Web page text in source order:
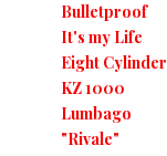
Bulletproof
It's my Life
Eight Cylinder
KZ 1000
Lumbago
"Rivale"